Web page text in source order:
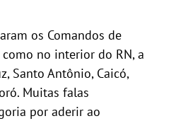
os Comandos de
no interior do RN, a
Santo Antônio, Caicó,
Muitas falas
por aderir ao